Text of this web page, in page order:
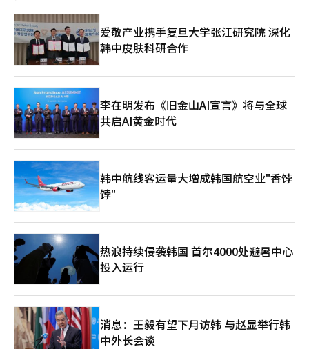
布品牌更新，将原有鲜艳的粉色标志改为温和的米色，以便中老年
客户也能感到亲切。桃子航空希望在保持低票价的同时，吸引更广
泛的年龄层客户。 此外，桃子航空在2024年12月被ANA控股完全
收购。这一地位变化也反映在航线运营和集团内角色分配上。初
期，为了在日本推广LCC模式，桃子航空与ANA保持一定距离，设
计运费和服务。然而，最近ANA集团内大型航空公司与LCC之间的
航线和客户群分配的趋势愈发明显。 实际上，ANA在3月底的新航
班时刻表中，停止了从关西机场出发的那霸、宫古、石垣和新千岁
四条航线的运营，而桃子航空则增加了新千岁和那霸航线的航班。
这表明大型航空公司将盈利性较低的航线交给集团内的LCC运营。
这种角色分配的背景是大型航空公司国内航线盈利能力的下降。
ANA和JAL在去年的5月的国土交通省专家会议上表示，如果没有
政府支持，国内航线业务实际上是亏损的。由于燃料费、人力成本
和维护费的上涨，加上人口减少，国内航线需求的扩大也变得困
难。ANA方面表示，主要航线的利润用于维持地方航线的内部补偿
向通货膨胀转变的趋势。那些基于低人力成本和低运营成本成长的
企业，正面临吸收成本上升的困难。日本国内航线市场由于人口减
少，需求扩大的难度加大，加上中东局势不稳导致油价上涨，航空
公司的成本负担进一步加重。 最终，LCC正进入一个仅靠低票价难
以持续增长的阶段。未来，LCC将面临是与大型航空公司同步提高
票价，还是在保持低票价的同时实现盈利的结构，这将决定其竞争
力。随着通货膨胀的持续，“低价销售以实现增长”的日本低价商
业模式的整体战略调整也将不可避免。※ 本报道经人工智能（AI）
系统翻译与编辑。
心理也变得更加强烈。《日经》表示，价格与满意度高的商品和服
务在上半年热销商品中占据了多数。苹果的笔记本电
脑“MacBook Neo”价格低于10万日元，引起了广泛关注，而意
大利餐厅连锁店“萨伊泽里亚”在部分门店推出的“早餐萨伊”则
以300日元起提供包含饮料的早餐菜单，备受瞩目。 口袋妖怪30周
年并非指某一特定商品，而是指新游戏和纪念消费交织的口袋妖怪
热潮。自1996年首次发布游戏以来，口袋妖怪已经走过了30年，
成为了陪伴当年玩游戏的世代与其子女共同消费的长青内容。任天
堂Switch2的新作游戏“波可阿口袋妖怪”自今年3月发布以来，
五周内售出400万份，展现了口袋妖怪的持续吸引力。 无需花费巨
资也能享受瞬间乐趣的体育赛事也受到欢迎。在2月的米兰·科尔
个为日本赢得金牌的组合。在拳击界，因无败选手对决而备受关注
的“井上尚弥对中谷潤人”比赛在付费在线直播中吸引了约100万
次观看。 《日经》指出，在高物价持续的背景下，消费者倾向于
集中在价格与满意度高的商品和限时活动上。低价外食、经济型笔
记本电脑、新游戏和体育直播并列成为热销商品，展现了日本消费
者在减轻支出压力的同时寻找乐趣的一面。※ 本报道经人工智能
（AI）系统翻译与编辑。
爱敬产业携手复旦大学张江研究院 深化
韩中皮肤科研合作
李在明发布《旧金山AI宣言》将与全球
共启AI黄金时代
韩中航线客运量大增成韩国航空业"香饽
饽"
热浪持续侵袭韩国 首尔4000处避暑中心
投入运行
消息：王毅有望下月访韩 与赵显举行韩
中外长会谈